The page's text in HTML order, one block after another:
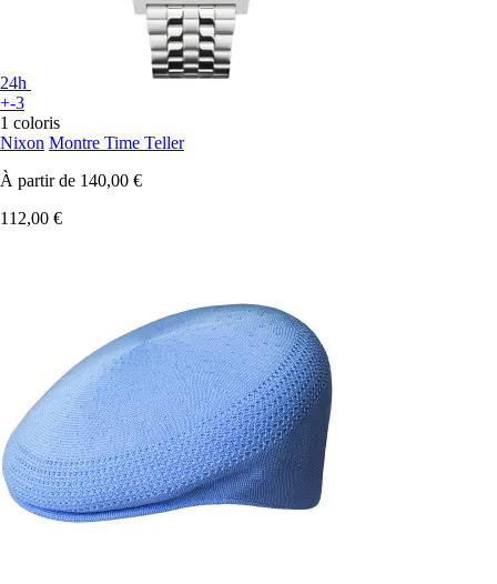
24h
+-3
1 coloris
Nixon Montre Time Teller
À partir de 140,00 €
112,00 €